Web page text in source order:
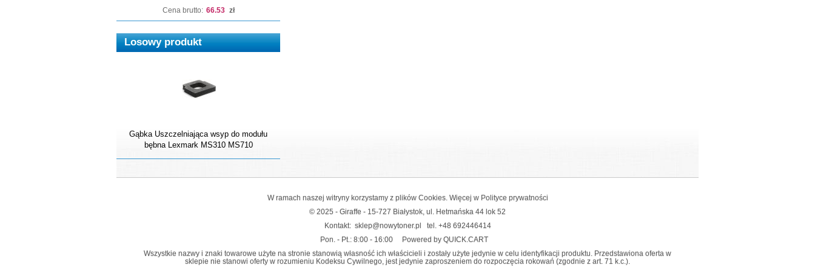
Cena brutto: 66.53 zł
Losowy produkt
Gąbka Uszczelniająca wsyp do modułu
bębna Lexmark MS310 MS710
W ramach naszej witryny korzystamy z plików Cookies. Więcej w Polityce prywatności
© 2025 - Giraffe - 15-727 Białystok, ul. Hetmańska 44 lok 52
Kontakt: sklep@nowytoner.pl tel. +48 692446414
Pon. - Pt.: 8:00 - 16:00
Powered by QUICK.CART
Wszystkie nazwy i znaki towarowe użyte na stronie stanowią własność ich właścicieli i zostały użyte jedynie w celu identyfikacji produktu. Przedstawiona oferta w
sklepie nie stanowi oferty w rozumieniu Kodeksu Cywilnego, jest jedynie zaproszeniem do rozpoczęcia rokowań (zgodnie z art. 71 k.c.).